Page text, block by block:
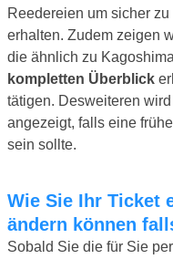
Reedereien um sicher
erhalten. Zudem zeigen
die ähnlich zu
kompletten Überblick
tätigen. Desweiteren
angezeigt, falls eine
sein sollte.
Wie Sie Ihr Ticket erhalten und wie Sie etwas
ändern können
Sobald Sie die für Sie